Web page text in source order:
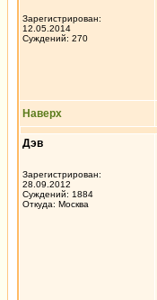
Зарегистрирован:
12.05.2014
Суждений: 270
Наверх
Дэв
Зарегистрирован:
28.09.2012
Суждений: 1884
Откуда: Москва